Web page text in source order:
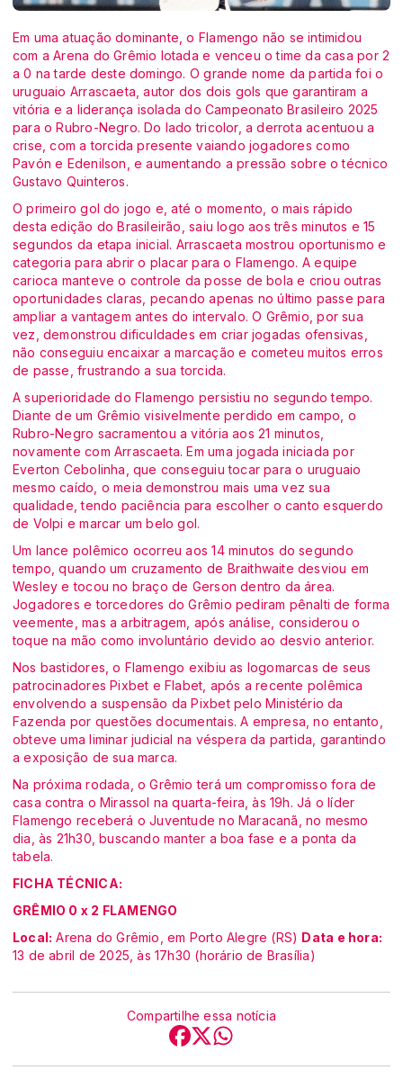
Em uma atuação dominante, o Flamengo não se intimidou
com a Arena do Grêmio lotada e venceu o time da casa por 2
a 0 na tarde deste domingo. O grande nome da partida foi o
uruguaio Arrascaeta, autor dos dois gols que garantiram a
vitória e a liderança isolada do Campeonato Brasileiro 2025
para o Rubro-Negro. Do lado tricolor, a derrota acentuou a
crise, com a torcida presente vaiando jogadores como
Pavón e Edenilson, e aumentando a pressão sobre o técnico
Gustavo Quinteros.
O primeiro gol do jogo e, até o momento, o mais rápido
desta edição do Brasileirão, saiu logo aos três minutos e 15
segundos da etapa inicial. Arrascaeta mostrou oportunismo e
categoria para abrir o placar para o Flamengo. A equipe
carioca manteve o controle da posse de bola e criou outras
oportunidades claras, pecando apenas no último passe para
ampliar a vantagem antes do intervalo. O Grêmio, por sua
vez, demonstrou dificuldades em criar jogadas ofensivas,
não conseguiu encaixar a marcação e cometeu muitos erros
de passe, frustrando a sua torcida.
A superioridade do Flamengo persistiu no segundo tempo.
Diante de um Grêmio visivelmente perdido em campo, o
Rubro-Negro sacramentou a vitória aos 21 minutos,
novamente com Arrascaeta. Em uma jogada iniciada por
Everton Cebolinha, que conseguiu tocar para o uruguaio
mesmo caído, o meia demonstrou mais uma vez sua
qualidade, tendo paciência para escolher o canto esquerdo
de Volpi e marcar um belo gol.
Um lance polêmico ocorreu aos 14 minutos do segundo
tempo, quando um cruzamento de Braithwaite desviou em
Wesley e tocou no braço de Gerson dentro da área.
Jogadores e torcedores do Grêmio pediram pênalti de forma
veemente, mas a arbitragem, após análise, considerou o
toque na mão como involuntário devido ao desvio anterior.
Nos bastidores, o Flamengo exibiu as logomarcas de seus
patrocinadores Pixbet e Flabet, após a recente polêmica
envolvendo a suspensão da Pixbet pelo Ministério da
Fazenda por questões documentais. A empresa, no entanto,
obteve uma liminar judicial na véspera da partida, garantindo
a exposição de sua marca.
Na próxima rodada, o Grêmio terá um compromisso fora de
casa contra o Mirassol na quarta-feira, às 19h. Já o líder
Flamengo receberá o Juventude no Maracanã, no mesmo
dia, às 21h30, buscando manter a boa fase e a ponta da
tabela.
FICHA TÉCNICA:
GRÊMIO 0 x 2 FLAMENGO
Local: Arena do Grêmio, em Porto Alegre (RS) Data e hora:
13 de abril de 2025, às 17h30 (horário de Brasília)
Compartilhe essa notícia